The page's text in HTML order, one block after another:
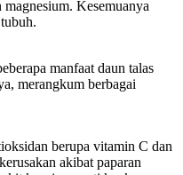
Kesemuanya
manfaat daun talas
merangkum berbagai
berupa vitamin C dan
akibat paparan